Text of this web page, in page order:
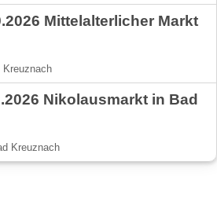
Mittelalterlicher Markt
Nikolausmarkt in Bad
Kreuznach